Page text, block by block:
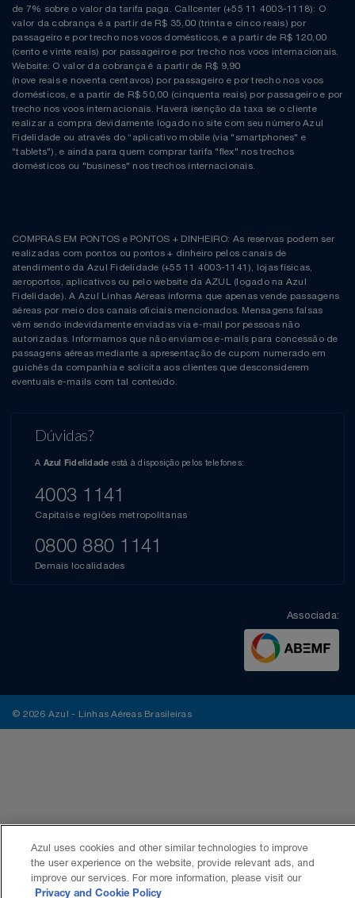
de 7% sobre o valor da tarifa paga. Callcenter (+55 11 4003-1118): O
valor da cobrança é a partir de R$ 35,00 (trinta e cinco reais) por
passageiro e por trecho nos voos domésticos, e a partir de R$ 120,00
(cento e vinte reais) por passageiro e por trecho nos voos internacionais.
Website: O valor da cobrança é a partir de R$ 9,90
(nove reais e noventa centavos) por passageiro e por trecho nos voos
domésticos, e a partir de R$ 50,00 (cinquenta reais) por passageiro e por
trecho nos voos internacionais. Haverá isenção da taxa se o cliente
realizar a compra devidamente logado no site com seu número Azul
Fidelidade ou através do “aplicativo mobile (via "smartphones" e
"tablets"), e ainda para quem comprar tarifa "flex" nos trechos
domésticos ou "business" nos trechos internacionais.
COMPRAS EM PONTOS e PONTOS + DINHEIRO: As reservas podem ser
realizadas com pontos ou pontos + dinheiro pelos canais de
atendimento da Azul Fidelidade (+55 11 4003-1141), lojas físicas,
aeroportos, aplicativos ou pelo website da AZUL (logado na Azul
Fidelidade). A Azul Linhas Aéreas informa que apenas vende passagens
aéreas por meio dos canais oficiais mencionados. Mensagens falsas
vêm sendo indevidamente enviadas via e-mail por pessoas não
autorizadas. Informamos que não enviamos e-mails para concessão de
passagens aéreas mediante a apresentação de cupom numerado em
guichês da companhia e solicita aos clientes que desconsiderem
eventuais e-mails com tal conteúdo.
Dúvidas?
A Azul Fidelidade está à disposição pelos telefones:
4003 1141
Capitais e regiões metropolitanas
0800 880 1141
Demais localidades
Associada:
© 2026 Azul - Linhas Aéreas Brasileiras
Azul uses cookies and other similar technologies to improve
the user experience on the website, provide relevant ads, and
improve our services. For more information, please visit our
Privacy and Cookie Policy